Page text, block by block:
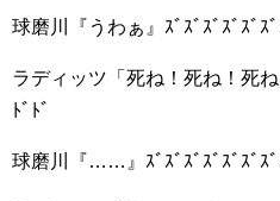
球磨川『うわぁ』ｽﾞｽﾞｽﾞｽﾞｽﾞｽﾞ
ラディッツ「死ね！死ね！死ね
ﾄﾞﾄﾞ
球磨川『……』ｽﾞｽﾞｽﾞｽﾞｽﾞｽﾞｽﾞ